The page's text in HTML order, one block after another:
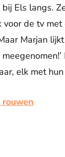
Els langs.
de tv
Marjan
elk met